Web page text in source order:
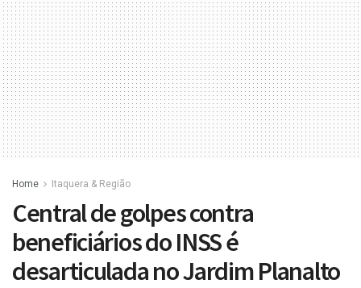
Home Itaquera & Região
Central de golpes contra
beneficiários do INSS é
desarticulada no Jardim Planalto